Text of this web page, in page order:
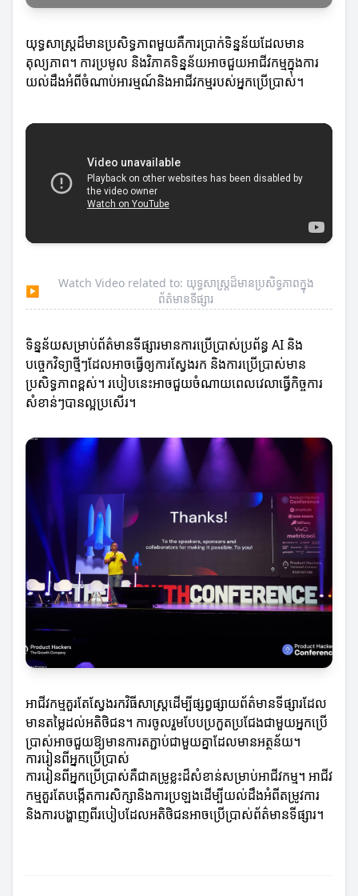
យុទ្ធសាស្ត្រដ៏មានប្រសិទ្ធភាពមួយគឺការប្រាក់ទិន្នន័យដែលមាន
តុល្យភាព។ ការប្រមូល និងវិភាគទិន្នន័យអាចជួយអាជីវកម្មក្នុងការ
យល់ដឹងអំពីចំណាប់អារម្មណ៍និងអាជីវកម្មរបស់អ្នកប្រើប្រាស់។
▶
Watch Video related to: យុទ្ធសាស្ត្រដ៏មានប្រសិទ្ធភាពក្នុង
ព័ត៌មានទីផ្សារ
ទិន្នន័យសម្រាប់ព័ត៌មានទីផ្សារមានការប្រើប្រាស់ប្រព័ន្ធ AI និង
បច្ចេកវិទ្យាថ្មីៗដែលអាចធ្វើឲ្យការស្វែងរក និងការប្រេីប្រាស់មាន
ប្រសិទ្ធភាពខ្ពស់។ របៀបនេះអាចជួយចំណាយពេលវេលាធ្វើកិច្ចការ
សំខាន់ៗបានល្អប្រសើរ។
អាជីវកម្មគួរតែស្វែងរកវិធីសាស្ត្រដើម្បីផ្សព្វផ្សាយព័ត៌មានទីផ្សារដែល
មានតម្លៃដល់អតិថិជន។ ការចូលរួមបែបប្រកួតប្រជែងជាមួយអ្នកប្រើ
ប្រាស់អាចជួយឱ្យមានការតភ្ជាប់ជាមួយគ្នាដែលមានអត្ថន័យ។
ការរៀនពីអ្នកប្រើប្រាស់
ការរៀនពីអ្នកប្រើប្រាស់គឺជាគម្រូខ្លះដ៏សំខាន់សម្រាប់អាជីវកម្ម។ អាជីវ
កម្មគួរតែបង្កើតការសិក្សានិងការប្រឡងដើម្បីយល់ដឹងអំពីតម្រូវការ
និងការបង្ហាញពីរបៀបដែលអតិថិជនអាចប្រើប្រាស់ព័ត៌មានទីផ្សារ។